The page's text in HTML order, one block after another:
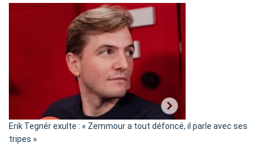
d’alliance
secrète
«
C’est
Erik Tegnér exulte : « Zemmour a tout défoncé, il parle avec ses
tripes »